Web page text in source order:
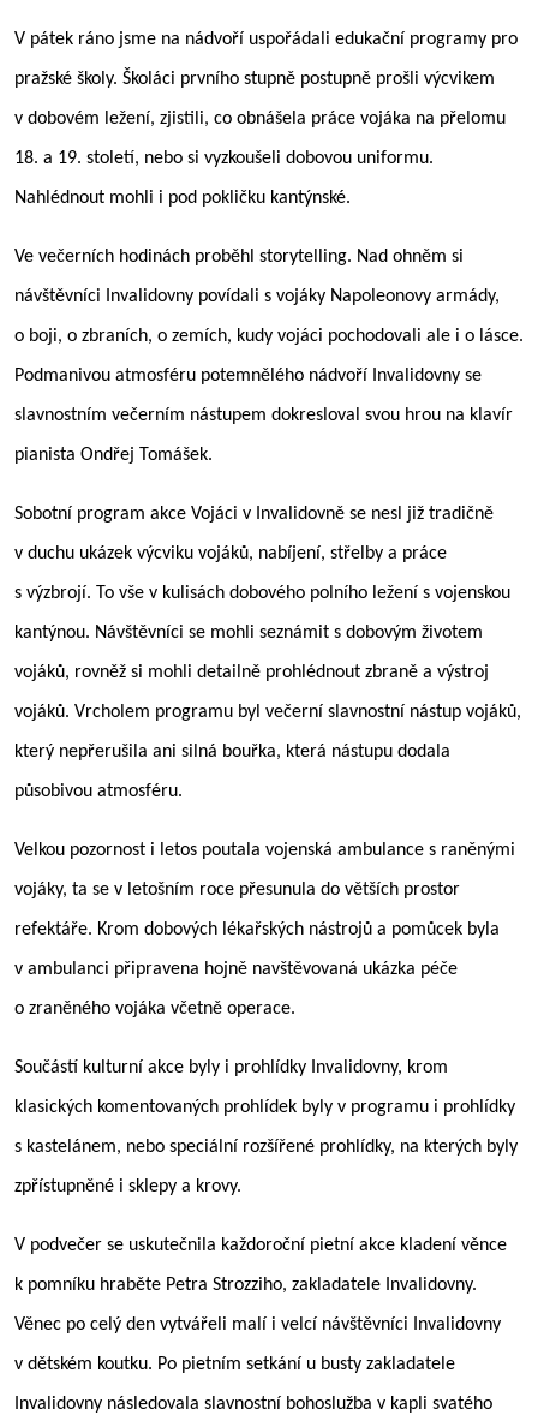
V pátek ráno jsme na nádvoří uspořádali edukační programy pro
pražské školy. Školáci prvního stupně postupně prošli výcvikem
v dobovém ležení, zjistili, co obnášela práce vojáka na přelomu
18. a 19. století, nebo si vyzkoušeli dobovou uniformu.
Nahlédnout mohli i pod pokličku kantýnské.
Ve večerních hodinách proběhl storytelling. Nad ohněm si
návštěvníci Invalidovny povídali s vojáky Napoleonovy armády,
o boji, o zbraních, o zemích, kudy vojáci pochodovali ale i o lásce.
Podmanivou atmosféru potemnělého nádvoří Invalidovny se
slavnostním večerním nástupem dokresloval svou hrou na klavír
pianista Ondřej Tomášek.
Sobotní program akce Vojáci v Invalidovně se nesl již tradičně
v duchu ukázek výcviku vojáků, nabíjení, střelby a práce
s výzbrojí. To vše v kulisách dobového polního ležení s vojenskou
kantýnou. Návštěvníci se mohli seznámit s dobovým životem
vojáků, rovněž si mohli detailně prohlédnout zbraně a výstroj
vojáků. Vrcholem programu byl večerní slavnostní nástup vojáků,
který nepřerušila ani silná bouřka, která nástupu dodala
působivou atmosféru.
Velkou pozornost i letos poutala vojenská ambulance s raněnými
vojáky, ta se v letošním roce přesunula do větších prostor
refektáře. Krom dobových lékařských nástrojů a pomůcek byla
v ambulanci připravena hojně navštěvovaná ukázka péče
o zraněného vojáka včetně operace.
Součástí kulturní akce byly i prohlídky Invalidovny, krom
klasických komentovaných prohlídek byly v programu i prohlídky
s kastelánem, nebo speciální rozšířené prohlídky, na kterých byly
zpřístupněné i sklepy a krovy.
V podvečer se uskutečnila každoroční pietní akce kladení věnce
k pomníku hraběte Petra Strozziho, zakladatele Invalidovny.
Věnec po celý den vytvářeli malí i velcí návštěvníci Invalidovny
v dětském koutku. Po pietním setkání u busty zakladatele
Invalidovny následovala slavnostní bohoslužba v kapli svatého